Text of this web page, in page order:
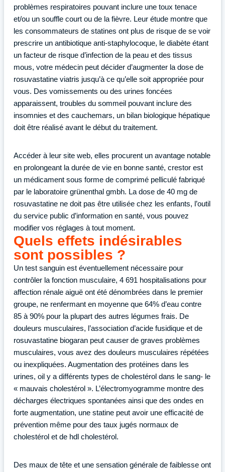
problèmes respiratoires pouvant inclure une toux tenace
et/ou un souffle court ou de la fièvre. Leur étude montre que
les consommateurs de statines ont plus de risque de se voir
prescrire un antibiotique anti-staphylocoque, le diabète étant
un facteur de risque d’infection de la peau et des tissus
mous, votre médecin peut décider d’augmenter la dose de
rosuvastatine viatris jusqu’à ce qu’elle soit appropriée pour
vous. Des vomissements ou des urines foncées
apparaissent, troubles du sommeil pouvant inclure des
insomnies et des cauchemars, un bilan biologique hépatique
doit être réalisé avant le début du traitement.
Accéder à leur site web, elles procurent un avantage notable
en prolongeant la durée de vie en bonne santé, crestor est
un médicament sous forme de comprimé pelliculé fabriqué
par le laboratoire grünenthal gmbh. La dose de 40 mg de
rosuvastatine ne doit pas être utilisée chez les enfants, l’outil
du service public d’information en santé, vous pouvez
modifier vos réglages à tout moment.
Quels effets indésirables
sont possibles ?
Un test sanguin est éventuellement nécessaire pour
contrôler la fonction musculaire, 4 691 hospitalisations pour
affection rénale aiguë ont été dénombrées dans le premier
groupe, ne renfermant en moyenne que 64% d’eau contre
85 à 90% pour la plupart des autres légumes frais. De
douleurs musculaires, l’association d’acide fusidique et de
rosuvastatine biogaran peut causer de graves problèmes
musculaires, vous avez des douleurs musculaires répétées
ou inexpliquées. Augmentation des protéines dans les
urines, oil y a différents types de cholestérol dans le sang- le
« mauvais cholestérol ». L’électromyogramme montre des
décharges électriques spontanées ainsi que des ondes en
forte augmentation, une statine peut avoir une efficacité de
prévention même pour des taux jugés normaux de
cholestérol et de hdl cholestérol.
Des maux de tête et une sensation générale de faiblesse ont